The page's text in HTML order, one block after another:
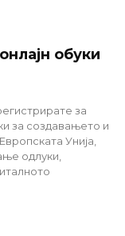
обуки
за
за создавањето и
Унија,
одлуки,